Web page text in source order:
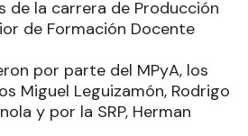
de la carrera de Producción
de Formación Docente
por parte del MPyA, los
Miguel Leguizamón, Rodrigo
y por la SRP, Herman